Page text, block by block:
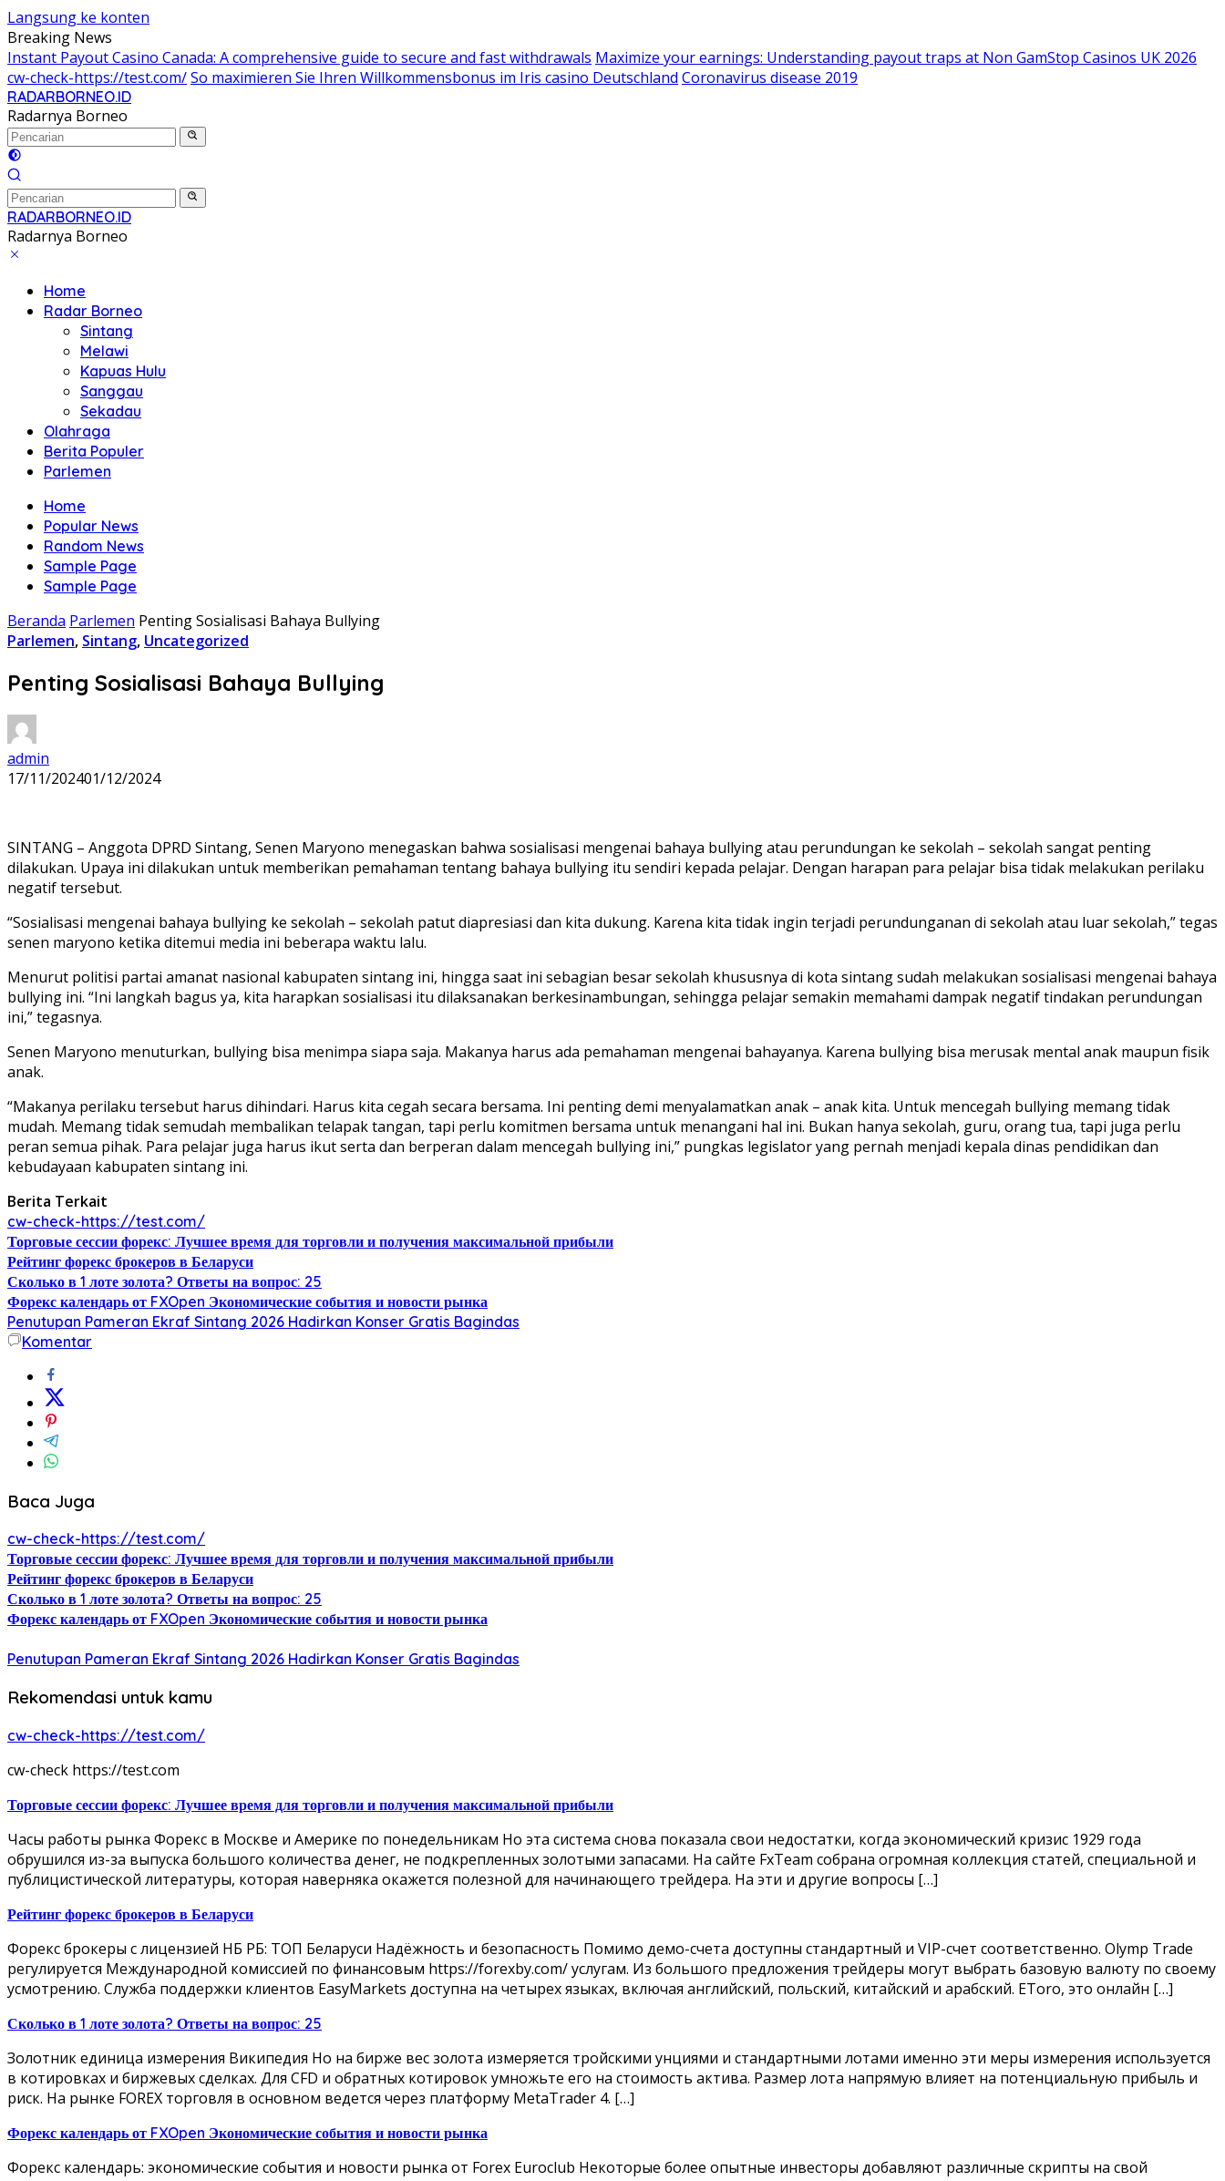
Langsung ke konten
Breaking News
Instant Payout Casino Canada: A comprehensive guide to secure and fast withdrawals Maximize your earnings: Understanding payout traps at Non GamStop Casinos UK 2026
cw-check-https://test.com/So maximieren Sie Ihren Willkommensbonus im Iris casino Deutschland Coronavirus disease 2019
RADARBORNEO.ID
Radarnya Borneo
RADARBORNEO.ID
Radarnya Borneo
Home
Radar Borneo
Sintang
Melawi
Kapuas Hulu
Sanggau
Sekadau
Olahraga
Berita Populer
Parlemen
Home
Popular News
Random News
Sample Page
Sample Page
Beranda Parlemen Penting Sosialisasi Bahaya Bullying
Parlemen, Sintang, Uncategorized
Penting Sosialisasi Bahaya Bullying
admin
17/11/202401/12/2024
SINTANG – Anggota DPRD Sintang, Senen Maryono menegaskan bahwa sosialisasi mengenai bahaya bullying atau perundungan ke sekolah – sekolah sangat penting
dilakukan. Upaya ini dilakukan untuk memberikan pemahaman tentang bahaya bullying itu sendiri kepada pelajar. Dengan harapan para pelajar bisa tidak melakukan perilaku
negatif tersebut.
“Sosialisasi mengenai bahaya bullying ke sekolah – sekolah patut diapresiasi dan kita dukung. Karena kita tidak ingin terjadi perundunganan di sekolah atau luar sekolah,” tegas
senen maryono ketika ditemui media ini beberapa waktu lalu.
Menurut politisi partai amanat nasional kabupaten sintang ini, hingga saat ini sebagian besar sekolah khususnya di kota sintang sudah melakukan sosialisasi mengenai bahaya
bullying ini. “Ini langkah bagus ya, kita harapkan sosialisasi itu dilaksanakan berkesinambungan, sehingga pelajar semakin memahami dampak negatif tindakan perundungan
ini,” tegasnya.
Senen Maryono menuturkan, bullying bisa menimpa siapa saja. Makanya harus ada pemahaman mengenai bahayanya. Karena bullying bisa merusak mental anak maupun fisik
anak.
“Makanya perilaku tersebut harus dihindari. Harus kita cegah secara bersama. Ini penting demi menyalamatkan anak – anak kita. Untuk mencegah bullying memang tidak
mudah. Memang tidak semudah membalikan telapak tangan, tapi perlu komitmen bersama untuk menangani hal ini. Bukan hanya sekolah, guru, orang tua, tapi juga perlu
peran semua pihak. Para pelajar juga harus ikut serta dan berperan dalam mencegah bullying ini,” pungkas legislator yang pernah menjadi kepala dinas pendidikan dan
kebudayaan kabupaten sintang ini.
Berita Terkait
cw-check-https://test.com/
Торговые сессии форекс: Лучшее время для торговли и получения максимальной прибыли
Рейтинг форекс брокеров в Беларуси
Сколько в 1 лоте золота? Ответы на вопрос: 25
Форекс календарь от FXOpen Экономические события и новости рынка
Penutupan Pameran Ekraf Sintang 2026 Hadirkan Konser Gratis Bagindas
Komentar
Baca Juga
cw-check-https://test.com/
Торговые сессии форекс: Лучшее время для торговли и получения максимальной прибыли
Рейтинг форекс брокеров в Беларуси
Сколько в 1 лоте золота? Ответы на вопрос: 25
Форекс календарь от FXOpen Экономические события и новости рынка
Penutupan Pameran Ekraf Sintang 2026 Hadirkan Konser Gratis Bagindas
Rekomendasi untuk kamu
cw-check-https://test.com/
cw-check https://test.com
Торговые сессии форекс: Лучшее время для торговли и получения максимальной прибыли
Часы работы рынка Форекс в Москве и Америке по понедельникам Но эта система снова показала свои недостатки, когда экономический кризис 1929 года
обрушился из-за выпуска большого количества денег, не подкрепленных золотыми запасами. На сайте FxTeam собрана огромная коллекция статей, специальной и
публицистической литературы, которая наверняка окажется полезной для начинающего трейдера. На эти и другие вопросы […]
Рейтинг форекс брокеров в Беларуси
Форекс брокеры с лицензией НБ РБ: ТОП Беларуси Надёжность и безопасность Помимо демо-счета доступны стандартный и VIP-счет соответственно. Olymp Trade
регулируется Международной комиссией по финансовым https://forexby.com/ услугам. Из большого предложения трейдеры могут выбрать базовую валюту по своему
усмотрению. Служба поддержки клиентов EasyMarkets доступна на четырех языках, включая английский, польский, китайский и арабский. EToro, это онлайн […]
Сколько в 1 лоте золота? Ответы на вопрос: 25
Золотник единица измерения Википедия Но на бирже вес золота измеряется тройскими унциями и стандартными лотами именно эти меры измерения используется
в котировках и биржевых сделках. Для CFD и обратных котировок умножьте его на стоимость актива. Размер лота напрямую влияет на потенциальную прибыль и
риск. На рынке FOREX торговля в основном ведется через платформу MetaTrader 4. […]
Форекс календарь от FXOpen Экономические события и новости рынка
Форекс календарь: экономические события и новости рынка от Forex Euroclub Некоторые более опытные инвесторы добавляют различные скрипты на свой